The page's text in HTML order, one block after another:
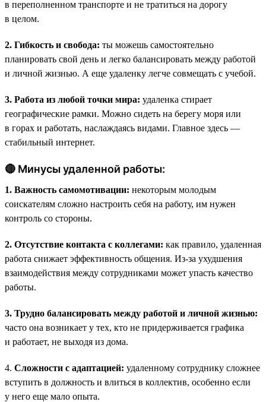
в переполненном транспорте и не тратиться на дорогу
в целом.
2. Гибкость и свобода: ты можешь самостоятельно
планировать свой день и легко балансировать между работой
и личной жизнью. А еще удаленку легче совмещать с учебой.
3. Работа из любой точки мира: удаленка стирает
географические рамки. Можно сидеть на берегу моря или
в горах и работать, наслаждаясь видами. Главное здесь —
стабильный интернет.
🔴 Минусы удаленной работы:
1. Важность самомотивации: некоторым молодым
соискателям сложно настроить себя на работу, им нужен
контроль со стороны.
2. Отсутствие контакта с коллегами: как правило, удаленная
работа снижает эффективность общения. Из-за ухудшения
взаимодействия между сотрудниками может упасть качество
работы.
3. Трудно балансировать между работой и личной жизнью:
часто она возникает у тех, кто не придерживается графика
и работает, не выходя из дома.
4. Сложности с адаптацией: удаленному сотруднику сложнее
вступить в должность и влиться в коллектив, особенно если
у него еще мало опыта.